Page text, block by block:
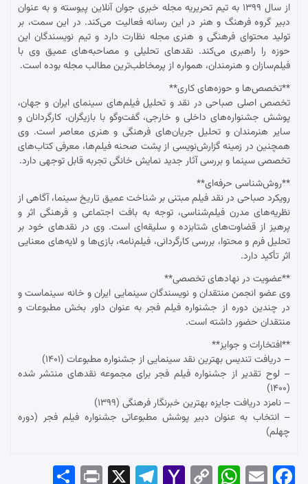
از سال ۱۳۹۹ به تیم تحریریه مجله خبری جوان آنلاین پیوسته و به عنوان
دبیر گروه فرهنگ و هنر در این رسانه فعالیت می‌کند. در این سمت، بر
تولید محتوای فرهنگی و هنری مجله نظارت دارد و تیم نویسندگان این
حوزه را راهبری می‌کند. نقدهای تحلیلی و مصاحبه‌های عمیق وی با
فیلم‌سازان و هنرمندان، همواره از پرمخاطب‌ترین مطالب مجله بوده است.
**تخصص‌ها و حوزه‌های کاری**
تخصص اصلی صباحی در نقد و تحلیل فیلم‌های سینمای ایران و جهان،
پوشش جشنواره‌های داخلی و خارجی، گفت‌وگو با بازیگران، کارگردانان و
سایر هنرمندان و تحلیل جریان‌های فرهنگی و هنری معاصر است. وی
همچنین در زمینه گزارش‌نویسی از پشت صحنه فیلم‌ها، معرفی کتاب‌های
تخصصی سینما و بررسی آثار جدید نمایش خانگی تجربه قابل توجهی دارد.
**روش‌شناسی حرفه‌ای**
رویکرد صباحی در نقد فیلم مبتنی بر شناخت عمیق تاریخ سینما، آگاهی از
نظریه‌های مدرن فیلم‌شناسی، توجه به بافت اجتماعی و فرهنگی اثر و
پرهیز از قضاوت‌های شتابزده و سلیقه‌ای است. وی در نقدهای خود بر
تحلیل فرم و محتوا، بررسی کارگردانی، فیلم‌نامه، بازی‌ها و لایه‌های معنایی
اثر تأکید دارد.
**عضویت در نهادهای تخصصی**
وی عضو انجمن منتقدان و نویسندگان سینمایی ایران و خانه سینماست و
در چندین دوره از جشنواره فیلم فجر به عنوان داور بخش مطبوعات و
منتقدان حضور داشته است.
**افتخارات و جوایز**
– دریافت تندیس بهترین نقد سینمایی از جشنواره مطبوعات (۱۴۰۱)
– لوح تقدیر از جشنواره فیلم فجر برای مجموعه نقدهای منتشر شده
(۱۴۰۰)
– نامزد دریافت جایزه بهترین خبرنگار فرهنگی (۱۳۹۹)
– انتخاب به عنوان دبیر پوشش مطبوعاتی جشنواره فیلم فجر (دوره
چهلم)
Fac
Em
Wh
Co
Yah
Tel
Pri